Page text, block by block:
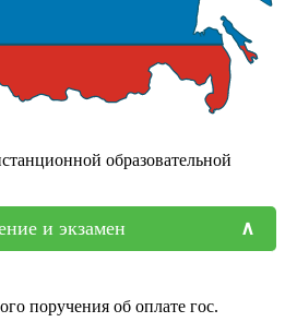
образовательной
и экзамен
поручения об оплате гос.